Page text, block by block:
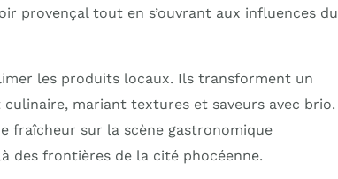
provençal tout en s’ouvrant aux influences du
les produits locaux. Ils transforment un
mariant textures et saveurs avec brio.
fraîcheur sur la scène gastronomique
des frontières de la cité phocéenne.